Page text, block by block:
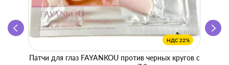
НДС 22%
Патчи для глаз FAYANKOU против черных кругов с